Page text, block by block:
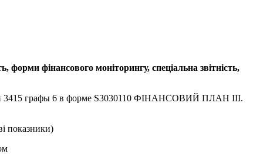
форми фінансового моніторингу, спеціальна звітність,
3415 графы 6 в форме S3030110 ФІНАНСОВИЙ ПЛАН ІІІ.
показники)